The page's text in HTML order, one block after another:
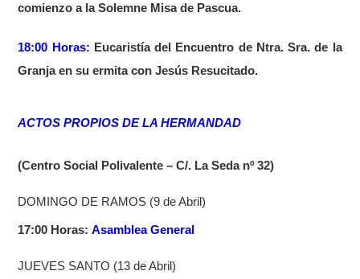
comienzo a la Solemne Misa de Pascua.
18:00 Horas: Eucaristía del Encuentro de Ntra. Sra. de la
Granja en su ermita con Jesús Resucitado.
ACTOS PROPIOS DE LA HERMANDAD
(Centro Social Polivalente – C/. La Seda nº 32)
DOMINGO DE RAMOS (9 de Abril)
17:00 Horas: Asamblea General
JUEVES SANTO (13 de Abril)